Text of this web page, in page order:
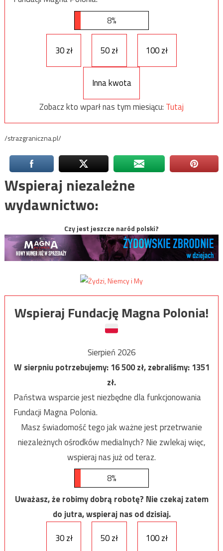
8%
30 zł 50 zł 100 zł
Inna kwota
Zobacz kto wparł nas tym miesiącu: Tutaj
/strazgraniczna.pl/
Wspieraj niezależne
wydawnictwo:
Czy jest jeszcze naród polski?
Wspieraj Fundację Magna Polonia!
Sierpień 2026
W sierpniu potrzebujemy:16 500zł, zebraliśmy:1351
zł.
Państwa wsparcie jest niezbędne dla funkcjonowania
Fundacji Magna Polonia.
Masz świadomość tego jak ważne jest przetrwanie
niezależnych ośrodków medialnych? Nie zwlekaj więc,
wspieraj nas już od teraz.
8%
Uważasz, że robimy dobrą robotę? Nie czekaj zatem
do jutra, wspieraj nas od dzisiaj.
30 zł
50 zł 100 zł